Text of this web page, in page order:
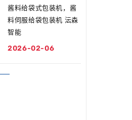
酱料给袋式包装机，酱
料伺服给袋包装机 沄森
智能
2026-02-06